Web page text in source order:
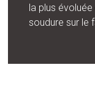
la plus
soudure sur le